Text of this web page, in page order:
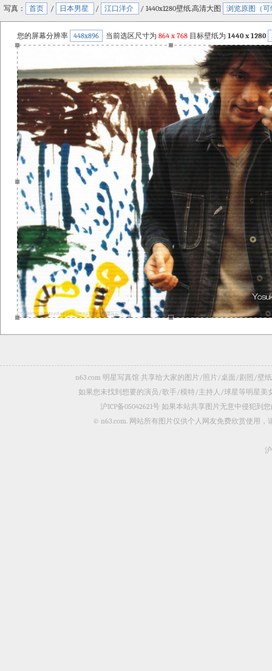
写真： 首页 / 日本男星 / 江口洋介 / 1440x1280壁纸.高清大图 浏览原图（
您的屏幕分辨率 448x896 当前选区尺寸为 864 x 768 目标壁纸为 1440 x 1280
n63.com 明星写真馆 共享给大家的图片/照片/桌面/剧照/壁
如果您未找到想要的演员/歌手/模特/主持人/球星等明星美
沪ICP备05042621号 如果本站共享图片无意中侵犯到
© n63.com. 网站所有图片仅供个人网友免费欣赏使用